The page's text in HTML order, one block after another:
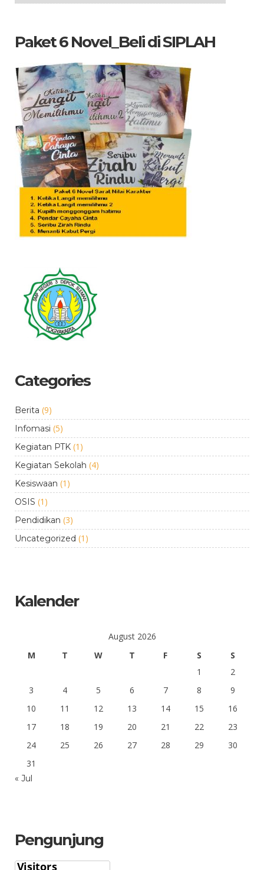
Paket 6 Novel_Beli di SIPLAH
Categories
Berita (9)
Infomasi (5)
Kegiatan PTK (1)
Kegiatan Sekolah (4)
Kesiswaan (1)
OSIS (1)
Pendidikan (3)
Uncategorized (1)
Kalender
August 2026
M
T W T F S
S
1
2
3
4 5 6 7 8
9
10
11 12 13 14 15
16
17
18 19 20 21 22
23
24
25 26 27 28 29
30
31
« Jul
Pengunjung